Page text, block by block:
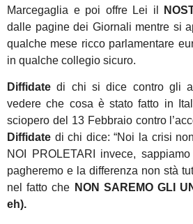
Marcegaglia e poi offre Lei il
dalle pagine dei Giornali mentre si
qualche mese ricco parlamentare
in qualche collegio sicuro.
Diffidate di chi si dice contro gli
vedere che cosa è stato fatto in
sciopero del 13 Febbraio contro
Diffidate di chi dice: “Noi la crisi
NOI PROLETARI invece,
pagheremo e la differenza non stà
nel fatto che NON SAREMO GLI
eh).